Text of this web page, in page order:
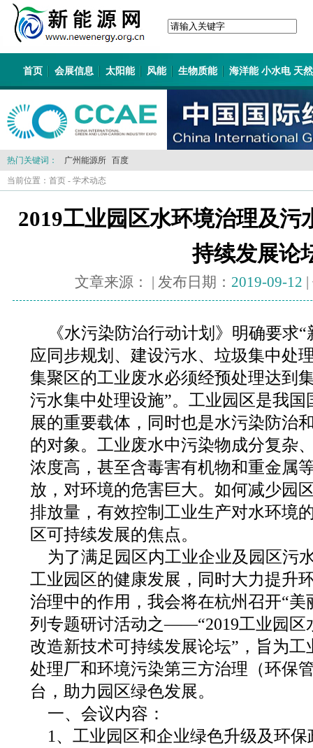
首页 会展信息 太阳能 风能 生物质能 海洋能 小水电 天
热门关键词： 广州能源所 百度
当前位置： 首页 - 学术动态
2019工业园区水环境治理及污
持续发展论
文章来源： | 发布日期： 2019-09-12
《水污染防治行动计划》明确要求
应同步规划、建设污水、垃圾集中处
集聚区的工业废水必须经预处理达到
污水集中处理设施”。工业园区是我
展的重要载体，同时也是水污染防治
的对象。工业废水中污染物成分复杂
浓度高，甚至含毒害有机物和重金属
放，对环境的危害巨大。如何减少园
排放量，有效控制工业生产对水环境
区可持续发展的焦点。
为了满足园区内工业企业及园区污
工业园区的健康发展，同时大力提升
治理中的作用，我会将在杭州召开“
列专题研讨活动之——“2019工业园区
改造新技术可持续发展论坛”，旨为
处理厂和环境污染第三方治理（环保
台，助力园区绿色发展。
一、会议内容：
1、工业园区和企业绿色升级及环